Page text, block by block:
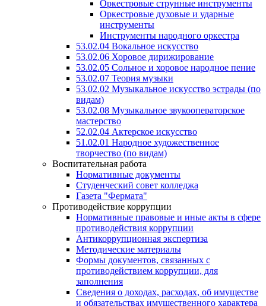
Оркестровые струнные инструменты
Оркестровые духовые и ударные
инструменты
Инструменты народного оркестра
53.02.04 Вокальное искусство
53.02.06 Хоровое дирижирование
53.02.05 Сольное и хоровое народное пение
53.02.07 Теория музыки
53.02.02 Музыкальное искусство эстрады (по
видам)
53.02.08 Музыкальное звукооператорское
мастерство
52.02.04 Актерское искусство
51.02.01 Народное художественное
творчество (по видам)
Воспитательная работа
Нормативные документы
Студенческий совет колледжа
Газета "Фермата"
Противодействие коррупции
Нормативные правовые и иные акты в сфере
противодействия коррупции
Антикоррупционная экспертиза
Методические материалы
Формы документов, связанных с
противодействием коррупции, для
заполнения
Сведения о доходах, расходах, об имуществе
и обязательствах имущественного характера